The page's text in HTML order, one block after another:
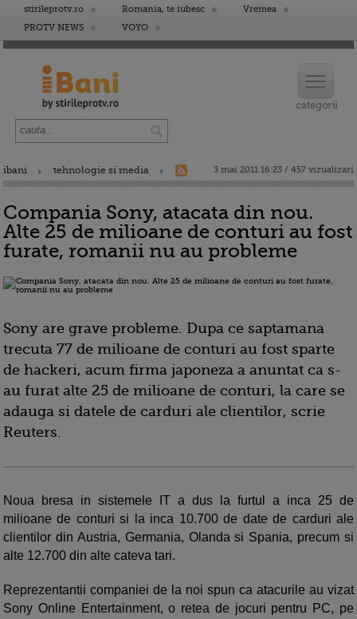
stirileprotv.ro Romania, te iubesc
Vremea
PROTV NEWS
VOYO
ibani tehnologie si media 3 mai 2011 16:23 / 457 vizualizari
Compania Sony, atacata din nou.
Alte 25 de milioane de conturi au fost
furate, romanii nu au probleme
Sony are grave probleme. Dupa ce saptamana
trecuta 77 de milioane de conturi au fost sparte
de hackeri, acum firma japoneza a anuntat ca s-
au furat alte 25 de milioane de conturi, la care se
adauga si datele de carduri ale clientilor, scrie
Reuters.
Noua bresa in sistemele IT a dus la furtul a inca 25 de
milioane de conturi si la inca 10.700 de date de carduri ale
clientilor din Austria, Germania, Olanda si Spania, precum si
alte 12.700 din alte cateva tari.
Reprezentantii companiei de la noi spun ca atacurile au vizat
Sony Online Entertainment, o retea de jocuri pentru PC, pe